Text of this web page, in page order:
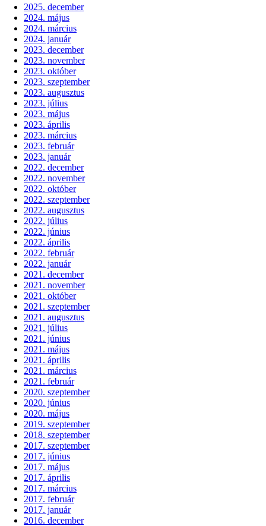
2025. december
2024. május
2024. március
2024. január
2023. december
2023. november
2023. október
2023. szeptember
2023. augusztus
2023. július
2023. május
2023. április
2023. március
2023. február
2023. január
2022. december
2022. november
2022. október
2022. szeptember
2022. augusztus
2022. július
2022. június
2022. április
2022. február
2022. január
2021. december
2021. november
2021. október
2021. szeptember
2021. augusztus
2021. július
2021. június
2021. május
2021. április
2021. március
2021. február
2020. szeptember
2020. június
2020. május
2019. szeptember
2018. szeptember
2017. szeptember
2017. június
2017. május
2017. április
2017. március
2017. február
2017. január
2016. december